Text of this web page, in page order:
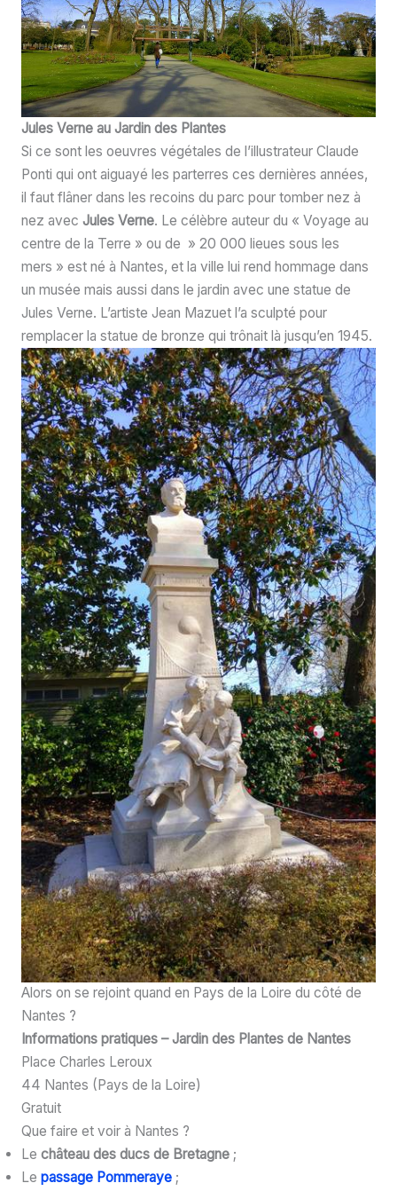
Jules Verne au Jardin des Plantes
Si ce sont les oeuvres végétales de l’illustrateur Claude
Ponti qui ont aiguayé les parterres ces dernières années,
il faut flâner dans les recoins du parc pour tomber nez à
nez avec Jules Verne. Le célèbre auteur du « Voyage au
centre de la Terre » ou de » 20 000 lieues sous les
mers » est né à Nantes, et la ville lui rend hommage dans
un musée mais aussi dans le jardin avec une statue de
Jules Verne. L’artiste Jean Mazuet l’a sculpté pour
remplacer la statue de bronze qui trônait là jusqu’en 1945.
Alors on se rejoint quand en Pays de la Loire du côté de
Nantes ?
Informations pratiques – Jardin des Plantes de Nantes
Place Charles Leroux
44 Nantes (Pays de la Loire)
Gratuit
Que faire et voir à Nantes ?
Le château des ducs de Bretagne;
Le passage Pommeraye;